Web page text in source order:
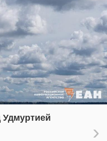
Удмуртией